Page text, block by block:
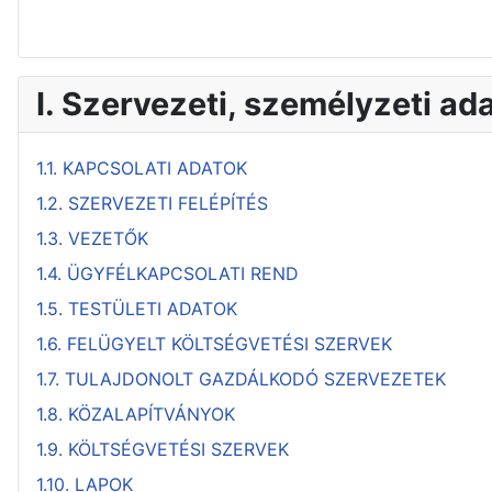
I. Szervezeti, személyzeti
1.1. KAPCSOLATI ADATOK
1.2. SZERVEZETI FELÉPÍTÉS
1.3. VEZETŐK
1.4. ÜGYFÉLKAPCSOLATI REND
1.5. TESTÜLETI ADATOK
1.6. FELÜGYELT KÖLTSÉGVETÉSI SZERVEK
1.7. TULAJDONOLT GAZDÁLKODÓ SZERVEZETEK
1.8. KÖZALAPÍTVÁNYOK
1.9. KÖLTSÉGVETÉSI SZERVEK
1.10. LAPOK